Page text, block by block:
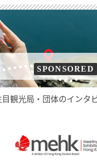
SPONSORED
観光局・団体のインタ